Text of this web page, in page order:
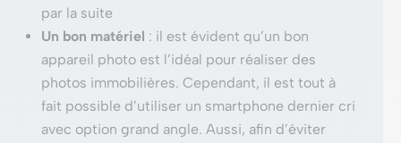
par la suite
Un bon matériel : il est évident qu’un bon
appareil photo est l’idéal pour réaliser des
photos immobilières. Cependant, il est tout à
fait possible d’utiliser un smartphone dernier cri
avec option grand angle. Aussi, afin d’éviter